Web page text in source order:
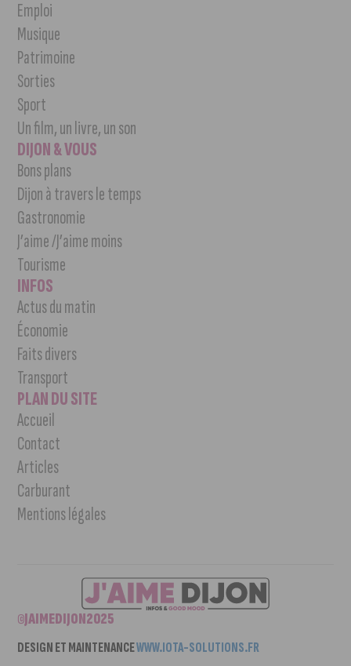
Emploi
Musique
Patrimoine
Sorties
Sport
Un film, un livre, un son
DIJON & VOUS
Bons plans
Dijon à travers le temps
Gastronomie
J’aime /J’aime moins
Tourisme
INFOS
Actus du matin
Économie
Faits divers
Transport
PLAN DU SITE
Accueil
Contact
Articles
Carburant
Mentions légales
©JAIMEDIJON2025
DESIGN ET MAINTENANCEWWW.IOTA-SOLUTIONS.FR